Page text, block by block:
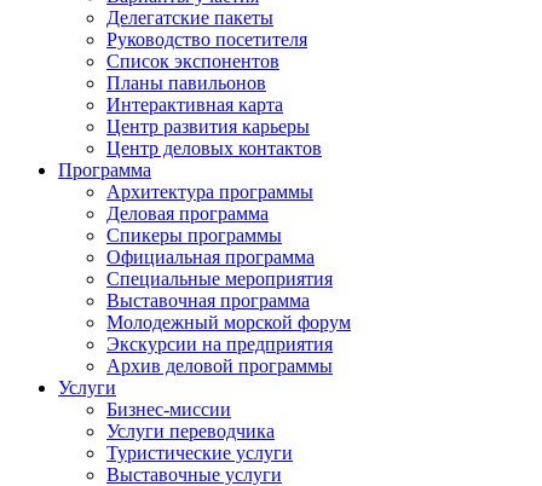
Делегатские пакеты
Руководство посетителя
Список экспонентов
Планы павильонов
Интерактивная карта
Центр развития карьеры
Центр деловых контактов
Программа
Архитектура программы
Деловая программа
Спикеры программы
Официальная программа
Специальные мероприятия
Выставочная программа
Молодежный морской форум
Экскурсии на предприятия
Архив деловой программы
Услуги
Бизнес-миссии
Услуги переводчика
Туристические услуги
Выставочные услуги